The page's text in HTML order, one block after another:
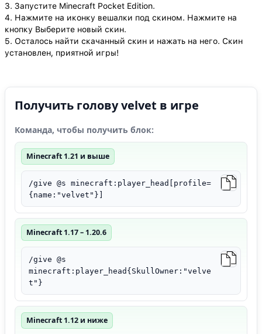
3. Запустите Minecraft Pocket Edition.
4. Нажмите на иконку вешалки под скином. Нажмите на
кнопку Выберите новый скин.
5. Осталось найти скачанный скин и нажать на него. Скин
установлен, приятной игры!
Получить голову velvet в игре
Команда, чтобы получить блок:
Minecraft 1.21 и выше
/give @s minecraft:player_head[profile=
{name:"velvet"}]
Minecraft 1.17 – 1.20.6
/give @s
minecraft:player_head{SkullOwner:"velve
t"}
Minecraft 1.12 и ниже